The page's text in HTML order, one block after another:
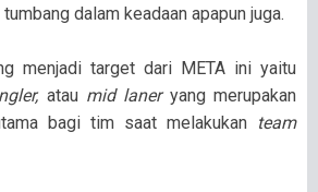
dalam keadaan apapun juga.
menjadi target dari META ini yaitu
atau mid laneryang merupakan
bagi tim saat melakukan team